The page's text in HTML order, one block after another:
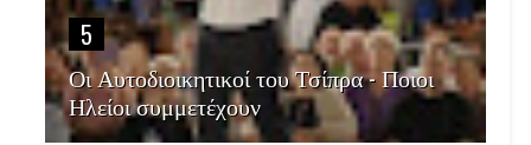
5
Οι Αυτοδιοικητικοί του Τσίπρα - Ποιοι
Ηλείοι συμμετέχουν